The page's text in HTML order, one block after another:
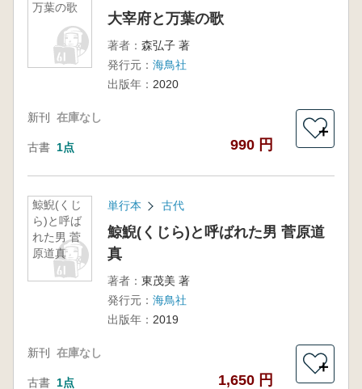
万葉の歌
大宰府と万葉の歌
著者： 森弘子 著
発行元： 海鳥社
出版年： 2020
新刊 在庫なし
古書 1点 990 円
＋
鯨鯢(くじ
ら)と呼ば
れた男 菅
原道真
単行本 古代
鯨鯢(くじら)と呼ばれた男 菅原道
真
著者： 東茂美 著
発行元： 海鳥社
出版年： 2019
新刊 在庫なし
古書 1点 1,650 円
＋